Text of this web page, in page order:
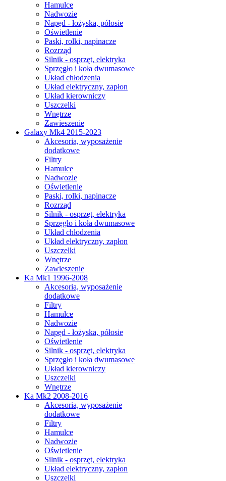
Hamulce
Nadwozie
Napęd - łożyska, półosie
Oświetlenie
Paski, rolki, napinacze
Rozrząd
Silnik - osprzęt, elektryka
Sprzęgło i koła dwumasowe
Układ chłodzenia
Układ elektryczny, zapłon
Układ kierowniczy
Uszczelki
Wnętrze
Zawieszenie
Galaxy Mk4 2015-2023
Akcesoria, wyposażenie
dodatkowe
Filtry
Hamulce
Nadwozie
Oświetlenie
Paski, rolki, napinacze
Rozrząd
Silnik - osprzęt, elektryka
Sprzęgło i koła dwumasowe
Układ chłodzenia
Układ elektryczny, zapłon
Uszczelki
Wnętrze
Zawieszenie
Ka Mk1 1996-2008
Akcesoria, wyposażenie
dodatkowe
Filtry
Hamulce
Nadwozie
Napęd - łożyska, półosie
Oświetlenie
Silnik - osprzęt, elektryka
Sprzęgło i koła dwumasowe
Układ kierowniczy
Uszczelki
Wnętrze
Ka Mk2 2008-2016
Akcesoria, wyposażenie
dodatkowe
Filtry
Hamulce
Nadwozie
Oświetlenie
Silnik - osprzęt, elektryka
Układ elektryczny, zapłon
Uszczelki